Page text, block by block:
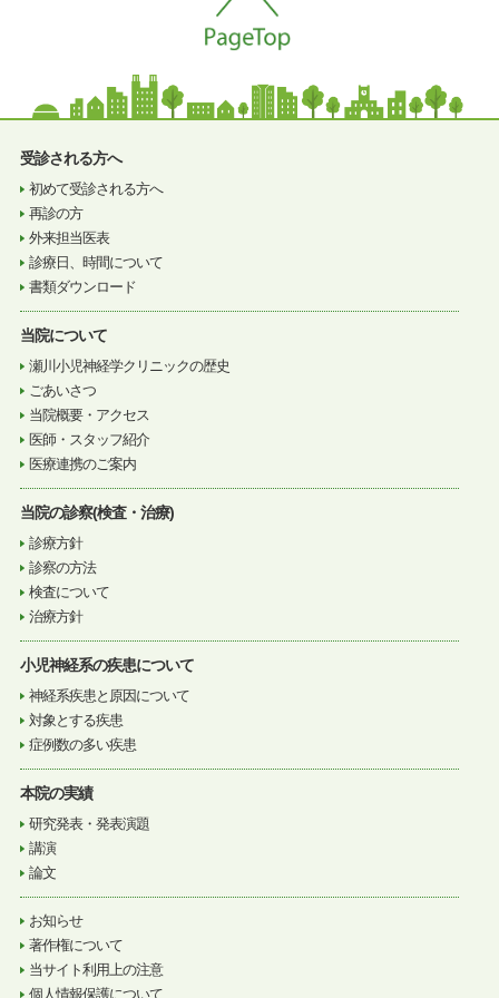
受診される方へ
初めて受診される方へ
再診の方
外来担当医表
診療日、時間について
書類ダウンロード
当院について
瀬川小児神経学クリニックの歴史
ごあいさつ
当院概要・アクセス
医師・スタッフ紹介
医療連携のご案内
当院の診察(検査・治療)
診療方針
診察の方法
検査について
治療方針
小児神経系の疾患について
神経系疾患と原因について
対象とする疾患
症例数の多い疾患
本院の実績
研究発表・発表演題
講演
論文
お知らせ
著作権について
当サイト利用上の注意
個人情報保護について